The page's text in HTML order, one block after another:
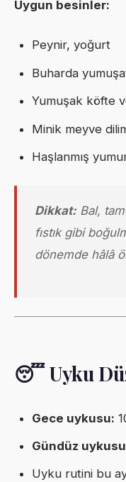
Uygun besinler:
Peynir, yoğurt
Buharda
Yumuşak köfte
Minik meyve
Haşlanmış
Dikkat: Bal,
fıstık gibi
dönemde hâlâ
😴 Uyku
Gece uykusu:
Gündüz
Uyku rutini bu